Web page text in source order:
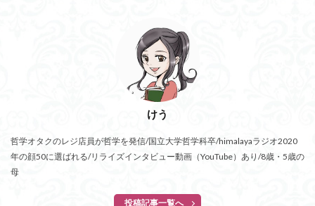
けう
哲学オタクのレジ店員が哲学を発信/国立大学哲学科卒/himalayaラジオ2020
年の顔50に選ばれる/リライズインタビュー動画（YouTube）あり/8歳・5歳の
母
投稿記事一覧へ